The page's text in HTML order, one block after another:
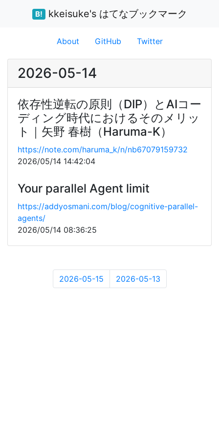
B! kkeisuke's はてなブックマーク
About GitHub Twitter
2026-05-14
依存性逆転の原則（DIP）とAIコー
ディング時代におけるそのメリッ
ト｜矢野 春樹（Haruma-K）
https://note.com/haruma_k/n/nb67079159732
2026/05/14 14:42:04
Your parallel Agent limit
https://addyosmani.com/blog/cognitive-parallel-
agents/
2026/05/14 08:36:25
2026-05-15 2026-05-13